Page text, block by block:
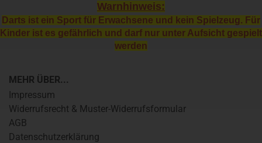
Warnhinweis:
Darts ist ein Sport für Erwachsene und kein Spielzeug. Für
Kinder ist es gefährlich und darf nur unter Aufsicht gespielt
werden
MEHR ÜBER...
Impressum
Widerrufsrecht & Muster-Widerrufsformular
AGB
Datenschutzerklärung